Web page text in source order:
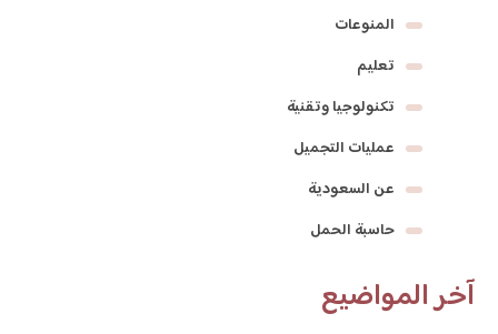
المنوعات
تعليم
تكنولوجيا وتقنية
عمليات التجميل
عن السعودية
حاسبة الحمل
آخر المواضيع